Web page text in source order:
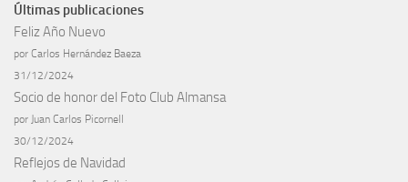
Últimas publicaciones
Feliz Año Nuevo
por Carlos Hernández Baeza
31/12/2024
Socio de honor del Foto Club Almansa
por Juan Carlos Picornell
30/12/2024
Reflejos de Navidad